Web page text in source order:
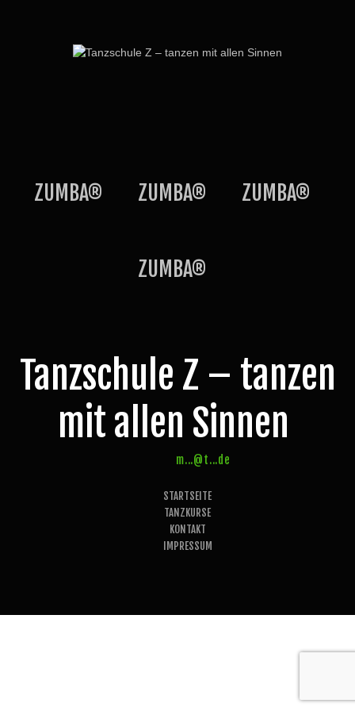
ZUMBA® ZUMBA® ZUMBA®
ZUMBA®
Tanzschule Z – tanzen
mit allen Sinnen
m...@t...de
STARTSEITE
TANZKURSE
KONTAKT
IMPRESSUM